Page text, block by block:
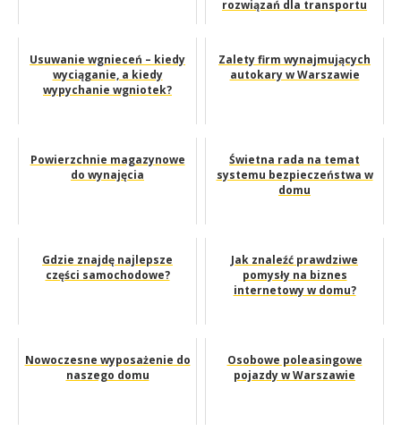
rozwiązań dla transportu
Usuwanie wgnieceń – kiedy
wyciąganie, a kiedy
wypychanie wgniotek?
Zalety firm wynajmujących
autokary w Warszawie
Powierzchnie magazynowe
do wynajęcia
Świetna rada na temat
systemu bezpieczeństwa w
domu
Gdzie znajdę najlepsze
części samochodowe?
Jak znaleźć prawdziwe
pomysły na biznes
internetowy w domu?
Nowoczesne wyposażenie do
naszego domu
Osobowe poleasingowe
pojazdy w Warszawie